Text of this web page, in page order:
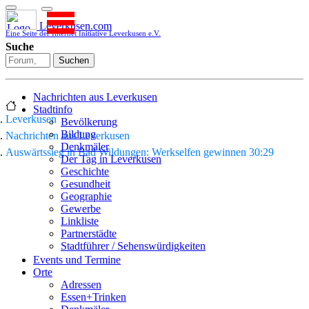
Leverkusen.com
Eine Seite der Internet Initiative Leverkusen e.V.
Suche
Suchen
Nachrichten aus Leverkusen
Stadtinfo
Bevölkerung
Bildung
Denkmäler
Der Tag in Leverkusen
Geschichte
Gesundheit
Geographie
Gewerbe
Linkliste
Partnerstädte
Stadtführer / Sehenswürdigkeiten
Stadtplan
Sport
Who is who
Events und Termine
Orte
Adressen
Essen+Trinken
Leverkusen
Nachrichten aus Leverkusen
Auswärtssieg in Bad Wildungen: Werkselfen gewinnen 30:29